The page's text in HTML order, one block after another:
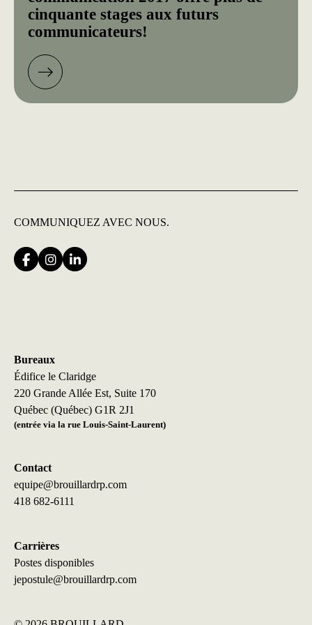
cinquante stages aux futurs
communicateurs!
COMMUNIQUEZ AVEC NOUS.
Bureaux
Édifice le Claridge
220 Grande Allée Est, Suite 170
Québec (Québec) G1R 2J1
(entrée via la rue Louis-Saint-Laurent)
Contact
equipe@brouillardrp.com
418 682-6111
Carrières
Postes disponibles
jepostule@brouillardrp.com